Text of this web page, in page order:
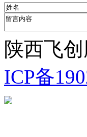
陕西飞
ICP备